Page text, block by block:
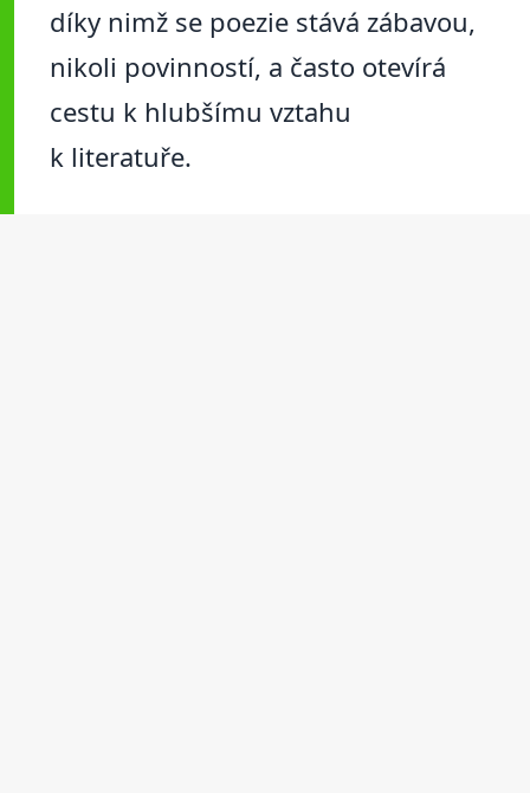
díky nimž se poezie stává zábavou,
nikoli povinností, a často otevírá
cestu k hlubšímu vztahu
k literatuře.